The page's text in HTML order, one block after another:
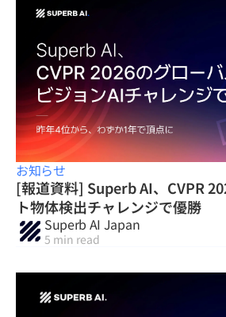
お知らせ
[報道資料] Superb AI、CVPR
ト物体検出チャレンジで優勝
Superb AI Japan
5 min read